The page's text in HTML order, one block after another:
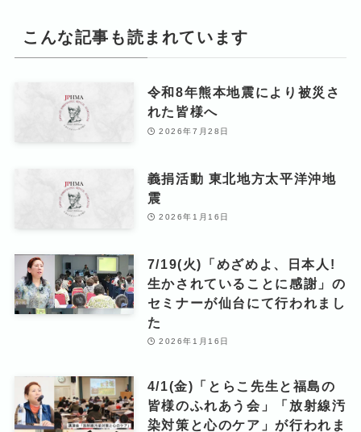
こんな記事も読まれています
令和8年熊本地震により被災さ
れた皆様へ
2026年7月28日
義捐活動 東北地方太平洋沖地
震
2026年1月16日
7/19(火)「めざめよ、日本人!
生かされていることに感謝」の
セミナーが仙台にて行われまし
た
2026年1月16日
4/1(金)「とらこ先生と福島の
皆様のふれあう会」「放射線汚
染対策と心のケア」が行われま